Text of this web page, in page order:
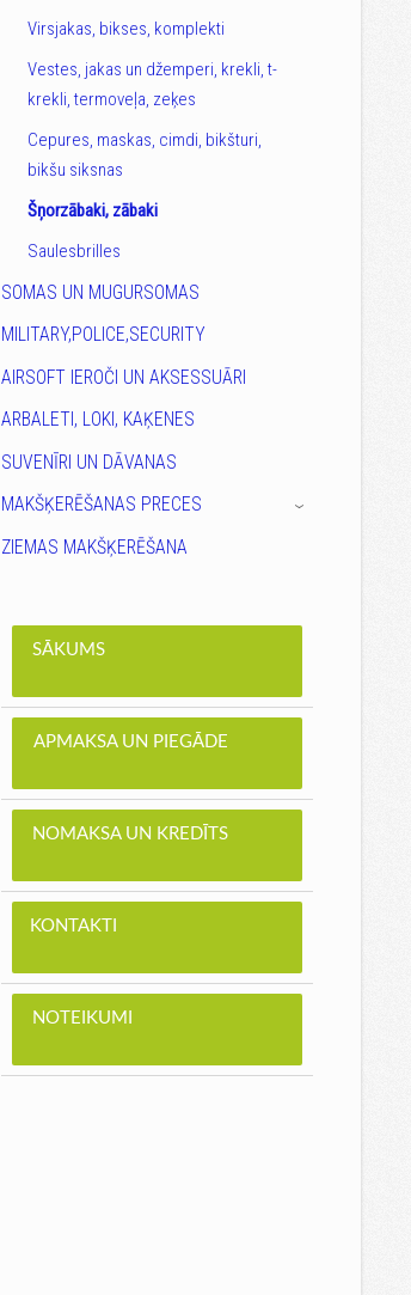
Virsjakas, bikses, komplekti
Vestes, jakas un džemperi, krekli, t-
krekli, termoveļa, zeķes
Cepures, maskas, cimdi, bikšturi,
bikšu siksnas
Šņorzābaki, zābaki
Saulesbrilles
SOMAS UN MUGURSOMAS
MILITARY,POLICE,SECURITY
AIRSOFT IEROČI UN AKSESSUĀRI
ARBALETI, LOKI, KAĶENES
SUVENĪRI UN DĀVANAS
MAKŠĶERĒŠANAS PRECES
›
ZIEMAS MAKŠĶERĒŠANA
SĀKUMS
APMAKSA UN PIEGĀDE
NOMAKSA UN KREDĪTS
KONTAKTI
NOTEIKUMI